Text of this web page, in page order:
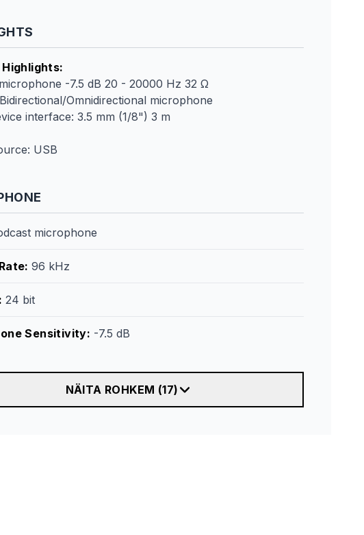
:
-7.5 dB 20 - 20000 Hz 32 Ω
Omnidirectional microphone
interface: 3.5 mm (1/8") 3 m
USB
microphone
:96 kHz
:24 bit
Sensitivity: -7.5 dB
NÄITA ROHKEM (17)